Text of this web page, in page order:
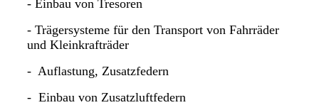
- Einbau von Tresoren
- Trägersysteme für den Transport von Fahrräder
und Kleinkrafträder
- Auflastung, Zusatzfedern
- Einbau von Zusatzluftfedern